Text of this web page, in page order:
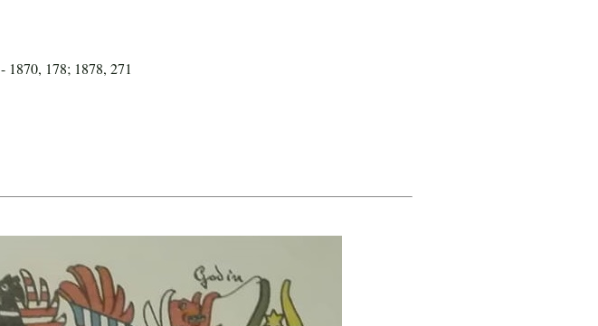
- 1870, 178; 1878, 271